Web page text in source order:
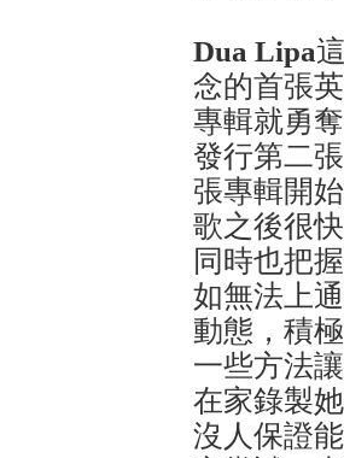
Dua Lipa
念的首張
專輯就勇
發行第二
張專輯開
歌之後很
同時也把
如無法上
動態，積
一些方法
在家錄製
沒人保證